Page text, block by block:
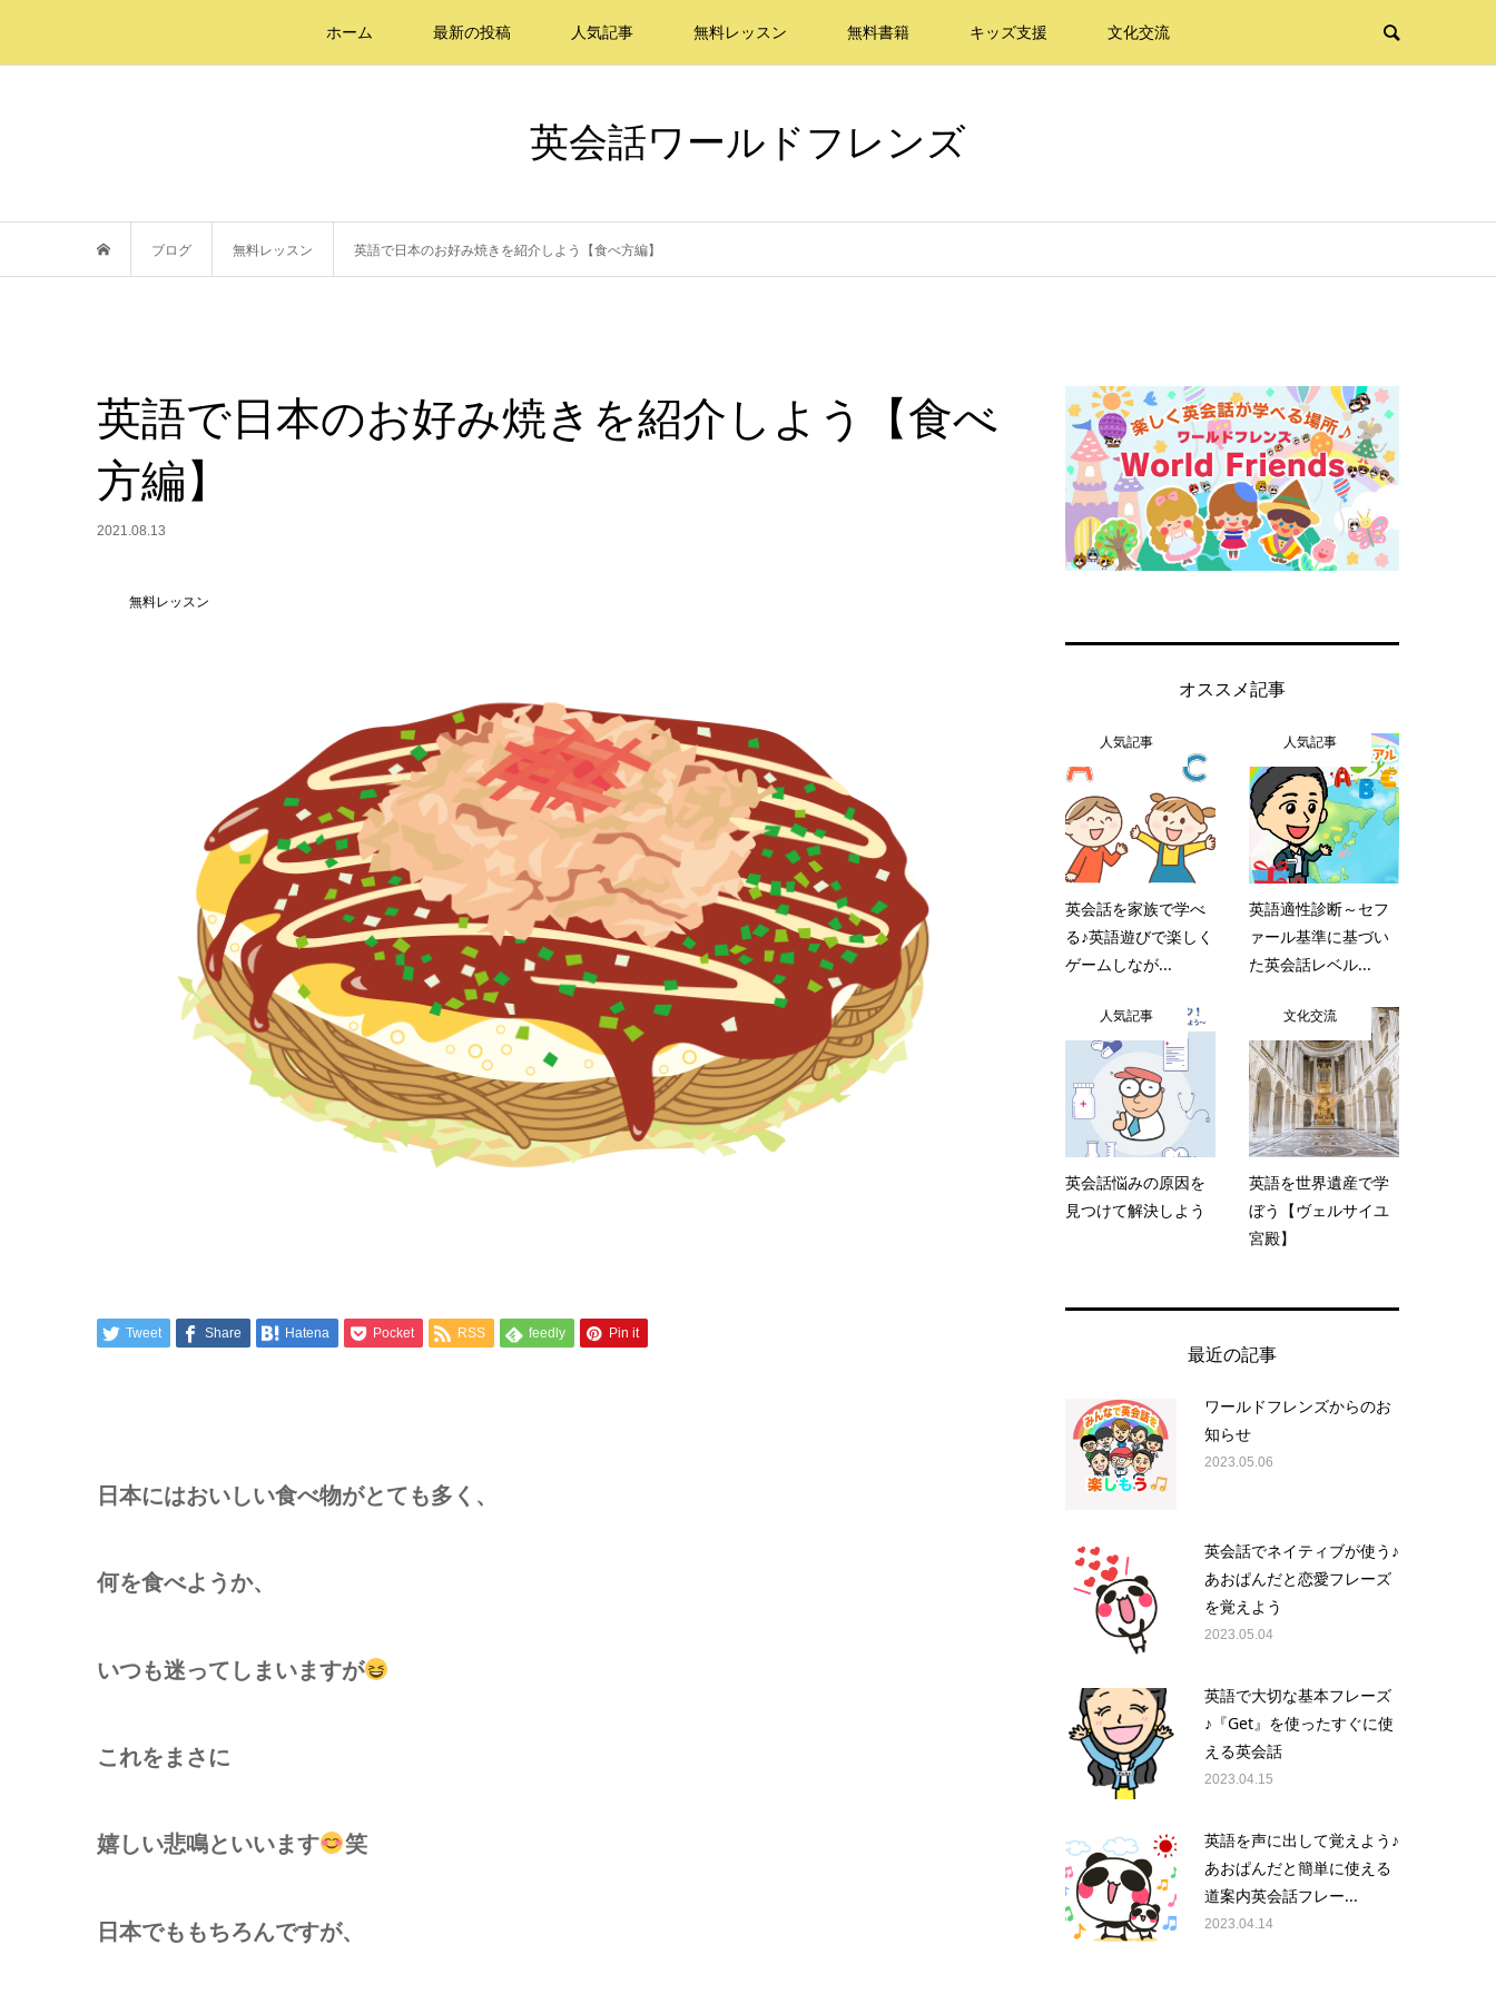
ホーム 最新の投稿 人気記事 無料レッスン 無料書籍 キッズ支援 文化交流
英会話ワールドフレンズ
ブログ 無料レッスン 英語で日本のお好み焼きを紹介しよう【食べ方編】
英語で日本のお好み焼きを紹介しよう【食べ
方編】
2021.08.13
無料レッスン
Tweet Share Hatena Pocket RSS feedly Pin it
日本にはおいしい食べ物がとても多く、
何を食べようか、
いつも迷ってしまいますが
これをまさに
嬉しい悲鳴といいます 笑
日本でももちろんですが、
オススメ記事
人気記事
英会話を家族で学べ
る♪英語遊びで楽しく
ゲームしなが...
人気記事
英語適性診断～セフ
ァール基準に基づい
た英会話レベル...
人気記事
英会話悩みの原因を
見つけて解決しよう
文化交流
英語を世界遺産で学
ぼう【ヴェルサイユ
宮殿】
最近の記事
ワールドフレンズからのお
知らせ
2023.05.06
英会話でネイティブが使う♪
あおぱんだと恋愛フレーズ
を覚えよう
2023.05.04
英語で大切な基本フレーズ
♪『Get』を使ったすぐに使
える英会話
2023.04.15
英語を声に出して覚えよう♪
あおぱんだと簡単に使える
道案内英会話フレー...
2023.04.14